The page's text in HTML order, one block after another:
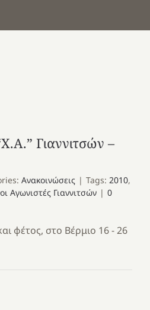
Γιαννιτσών –
Ανακοινώσεις | Tags: 2010,
Αγωνιστές Γιαννιτσών | 0
φέτος, στο Βέρμιο 16 - 26